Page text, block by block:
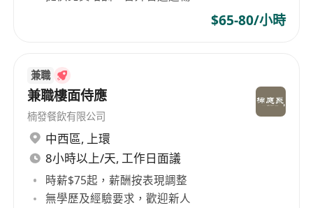
$65-80/小時
兼職
兼職樓面侍應
楠發餐飲有限公司
中西區, 上環
8小時以上/天, 工作日面議
時薪$75起，薪酬按表現調整
無學歷及經驗要求，歡迎新人